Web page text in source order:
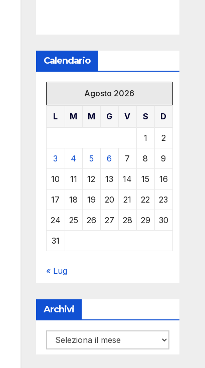
Calendario
Agosto 2026
L M M G V S D
1 2
3 4 5 6 7 8 9
10 11 12 13 14 15 16
17 18 19 20 21 22 23
24 25 26 27 28 29 30
31
« Lug
Archivi
Archivi